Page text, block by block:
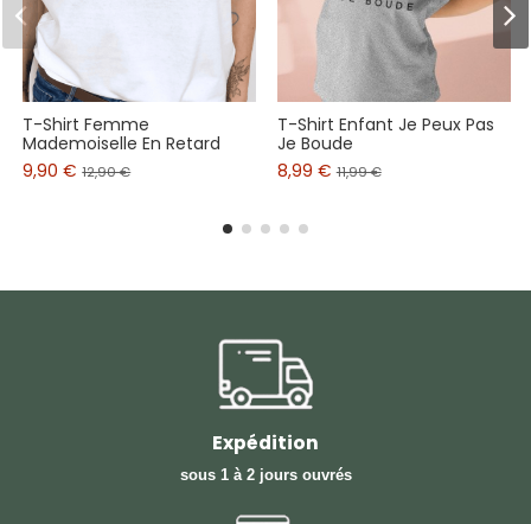
T-Shirt Femme
Mademoiselle En Retard
9,90 €12,90 €
T-Shirt Enfant Je Peux Pas
Je Boude
8,99 €11,99 €
Expédition
sous 1 à 2 jours ouvrés